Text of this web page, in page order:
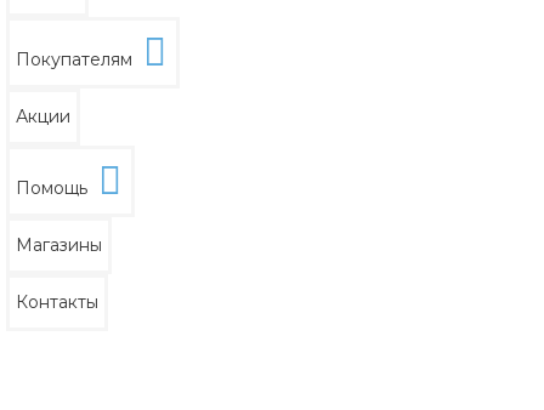
Покупателям
Акции
Помощь
Магазины
Контакты